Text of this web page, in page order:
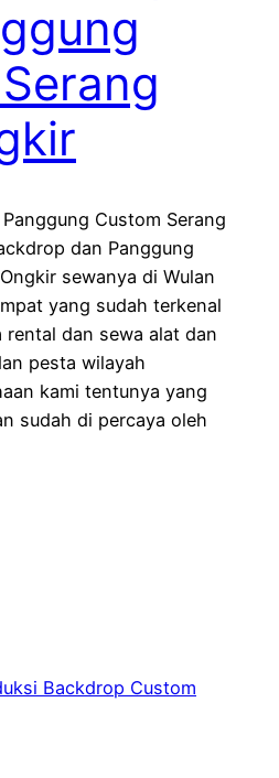
Custom Serang
dan Panggung
sewanya di Wulan
yang sudah terkenal
dan sewa alat dan
pesta wilayah
kami tentunya yang
sudah di percaya oleh
Backdrop Custom